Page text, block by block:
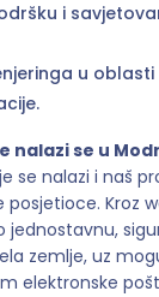
i
u
nalazi se u
se nalazi i naš
posjetioce. Kroz
jednostavnu,
zemlje, uz
elektronske